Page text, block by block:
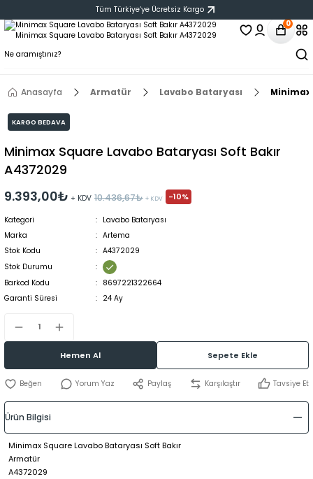
Tüm Türkiye‘ye Ücretsiz Kargo
0
Anasayfa Armatür Lavabo Bataryası Minimax
KARGO BEDAVA
Minimax Square Lavabo Bataryası Soft Bakır
A4372029
9.393,00₺ + KDV 10.436,67₺ + KDV -10%
Kategori
Lavabo Bataryası
Marka
Artema
Stok Kodu
A4372029
Stok Durumu
Barkod Kodu
8697221322664
Garanti Süresi
24 Ay
Hemen Al Sepete Ekle
Yorum Yaz Paylaş Karşılaştır Tavsiye Et
Ürün Bilgisi
Minimax Square Lavabo Bataryası Soft Bakır
Armatür
A4372029